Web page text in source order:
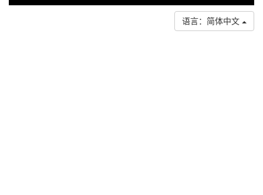
语言：简体中文